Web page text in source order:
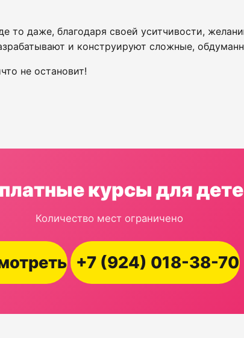
то даже, благодаря своей уситчивости,
и конструируют сложные,
не остановит!
курсы для
Количество мест ограничено
+7 (924) 018-38-70